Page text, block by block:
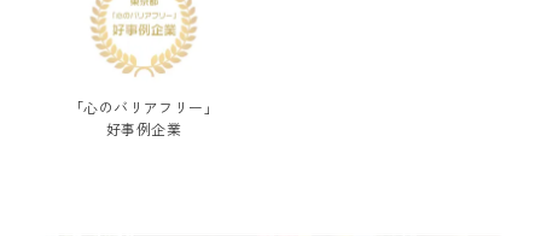
「心のバリアフリー」
好事例企業